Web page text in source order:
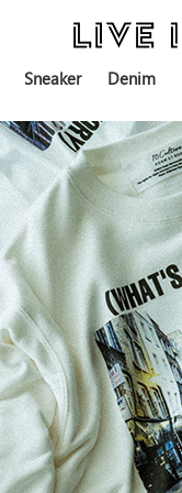
Sneaker Denim